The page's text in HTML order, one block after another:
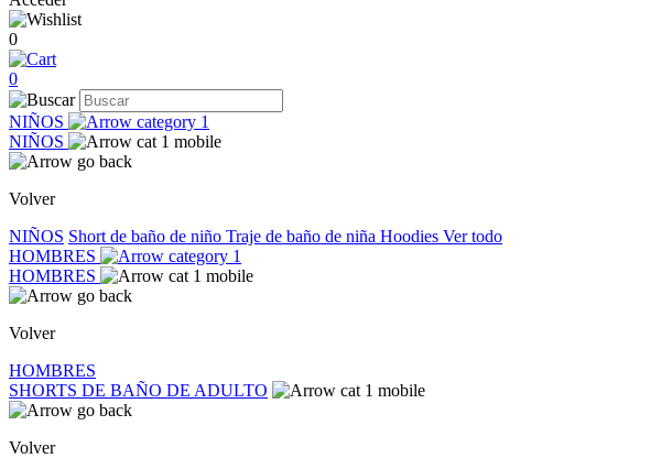
0
0
NIÑOS
NIÑOS
Volver
NIÑOS Short de baño de niño Traje de baño de niña Hoodies Ver todo
HOMBRES
HOMBRES
Volver
HOMBRES
SHORTS DE BAÑO DE ADULTO
Volver